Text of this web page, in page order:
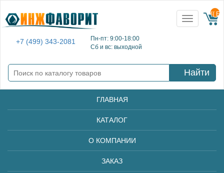
+7 (499) 343-2081
Пн-пт: 9:00-18:00
Сб и вс: выходной
Toggle
navigation
{{
Найти
ГЛАВНАЯ
КАТАЛОГ
О КОМПАНИИ
ЗАКАЗ